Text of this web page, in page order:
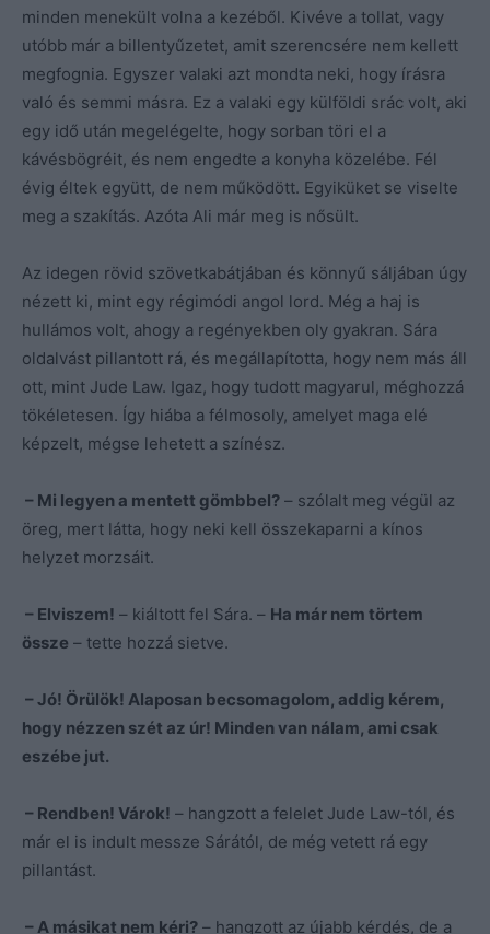
minden menekült volna a kezéből. Kivéve a tollat, vagy
utóbb már a billentyűzetet, amit szerencsére nem kellett
megfognia. Egyszer valaki azt mondta neki, hogy írásra
való és semmi másra. Ez a valaki egy külföldi srác volt, aki
egy idő után megelégelte, hogy sorban töri el a
kávésbögréit, és nem engedte a konyha közelébe. Fél
évig éltek együtt, de nem működött. Egyiküket se viselte
meg a szakítás. Azóta Ali már meg is nősült.
Az idegen rövid szövetkabátjában és könnyű sáljában úgy
nézett ki, mint egy régimódi angol lord. Még a haj is
hullámos volt, ahogy a regényekben oly gyakran. Sára
oldalvást pillantott rá, és megállapította, hogy nem más áll
ott, mint Jude Law. Igaz, hogy tudott magyarul, méghozzá
tökéletesen. Így hiába a félmosoly, amelyet maga elé
képzelt, mégse lehetett a színész.
– Mi legyen a mentett gömbbel? – szólalt meg végül az
öreg, mert látta, hogy neki kell összekaparni a kínos
helyzet morzsáit.
– Elviszem! – kiáltott fel Sára. – Ha már nem törtem
össze – tette hozzá sietve.
– Jó! Örülök! Alaposan becsomagolom, addig kérem,
hogy nézzen szét az úr! Minden van nálam, ami csak
eszébe jut.
– Rendben! Várok! – hangzott a felelet Jude Law-tól, és
már el is indult messze Sárától, de még vetett rá egy
pillantást.
– A másikat nem kéri? – hangzott az újabb kérdés, de a